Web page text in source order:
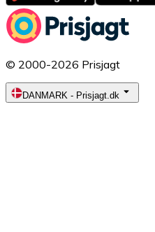
© 2000-2026 Prisjagt
DANMARK - Prisjagt.dk